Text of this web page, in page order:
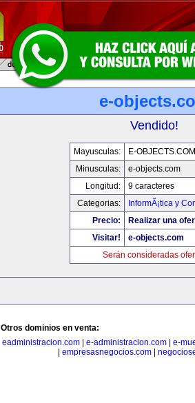
e-
Vendido!
Mayusculas:
E-OBJECTS.COM
Minusculas:
e-objects.com
Longitud:
9 caracteres
Categorias:
InformÃ¡tica y
Precio:
Realizar una
Visitar!
e-objects.com
Serán consideradas
Otros dominios en venta:
eadministracion.com| e-administracion.com| e-
empresasnegocios.com|